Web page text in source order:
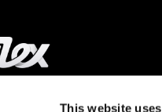
This website